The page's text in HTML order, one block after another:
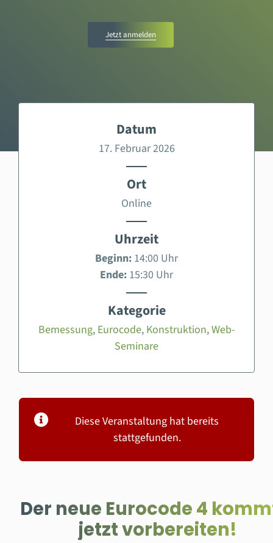
Jetzt anmelden
Datum
17. Februar 2026
Ort
Online
Uhrzeit
Beginn: 14:00 Uhr
Ende: 15:30 Uhr
Kategorie
Bemessung, Eurocode, Konstruktion,Web-
Seminare
Diese Veranstaltung hat bereits
stattgefunden.
Der neue Eurocode 4
jetzt vorbereiten!